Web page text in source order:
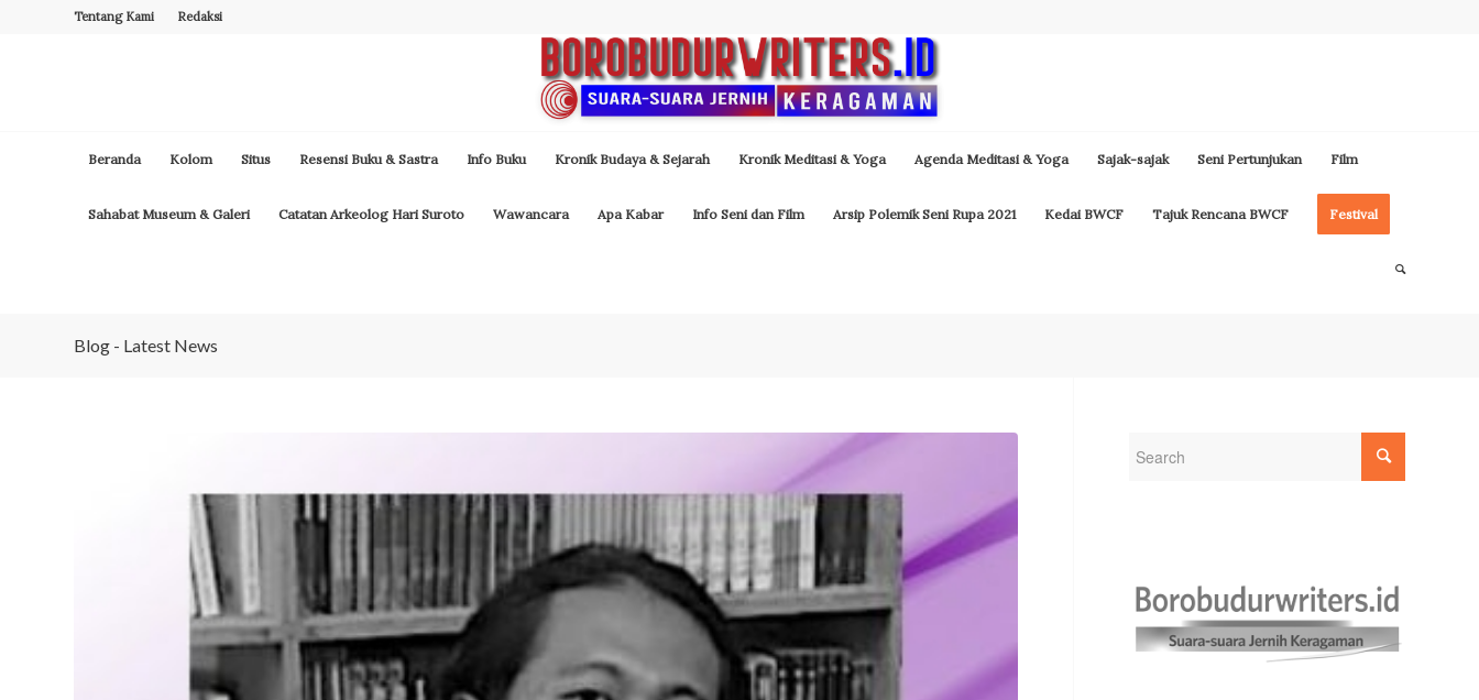
Tentang Kami Redaksi
Beranda Kolom Situs Resensi Buku & Sastra Info Buku Kronik Budaya & Sejarah Kronik Meditasi & Yoga Agenda Meditasi & Yoga Sajak-sajak Seni Pertunjukan Film
Sahabat Museum & Galeri Catatan Arkeolog Hari Suroto Wawancara Apa Kabar Info Seni dan Film Arsip Polemik Seni Rupa 2021 Kedai BWCF Tajuk Rencana BWCF Festival
Blog - Latest News